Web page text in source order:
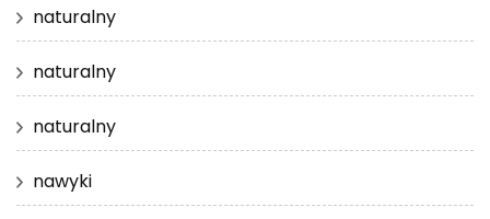
naturalny
naturalny
naturalny
nawyki